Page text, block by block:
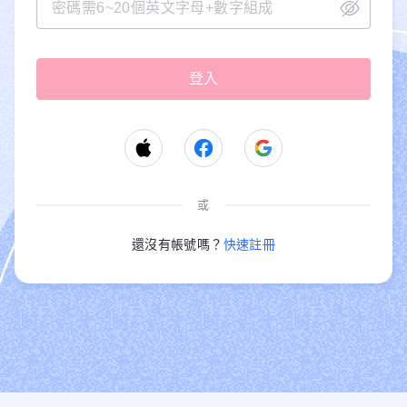
或
還沒有帳號嗎？ 快速註冊